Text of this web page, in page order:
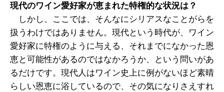
現代のワイン愛好家が恵まれた特権的な状況は？
しかし、ここでは、そんなにシリアスなことがらを
扱うわけではありません。現代という時代が、ワイン
愛好家に特権のように与える、それまでになかった恩
恵と可能性があるのではなかろうか、という問いがあ
るだけです。現代人はワイン史上に例がないほど素晴
らしい恩恵に浴しているので、その気になりさえすれ